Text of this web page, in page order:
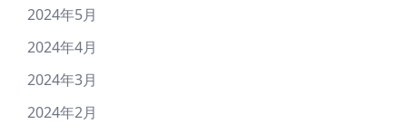
2024年5月
2024年4月
2024年3月
2024年2月